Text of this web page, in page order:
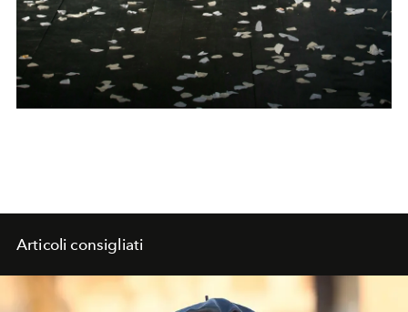
Articoli consigliati